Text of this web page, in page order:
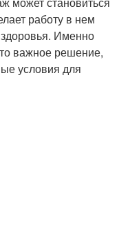
работу в нем
Именно
важное решение,
условия для